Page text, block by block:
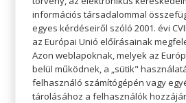
információs társadalommal
egyes kérdéseiről szóló 2001. évi
az Európai Unió előírásainak
Azon weblapoknak, melyek az
belül működnek, a „sütik"
felhasználó számítógépén vagy
tárolásához a felhasználók